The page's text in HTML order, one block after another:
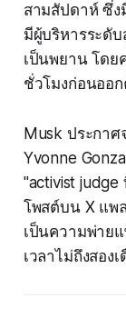
สามสัปดาห์ ซึ่ง
มีผู้บริหารระดั
เป็นพยาน โดย
ชั่วโมงก่อนออ
Musk ประกา
Yvonne
"activist
โพสต์บน X แพ
เป็นความพ่าย
เวลาไม่ถึงสอง